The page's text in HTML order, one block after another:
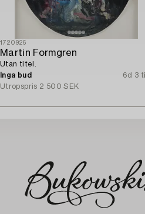
1720926
Martin Formgren
Utan titel.
Inga bud
6d 3
Utropspris 2 500 SEK